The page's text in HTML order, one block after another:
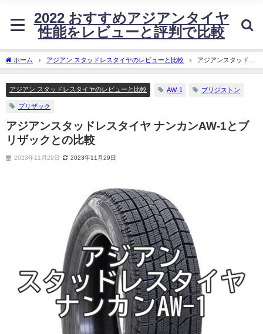
2022 おすすめアジアンタイヤ
性能をレビューと評判で比較
ホーム アジアン スタッドレスタイヤのレビューと比較
アジアンスタッドレ
スタイヤ ナンカンAW-1とブリザックとの比較
アジアン スタッドレスタイヤのレビューと比較 AW-1 ブリジストン
ブリザック
アジアンスタッドレスタイヤ ナンカンAW-1とブ
リザックとの比較
2023年11月29日 2023年11月29日